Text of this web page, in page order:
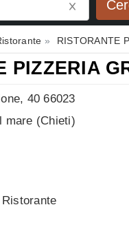
RISTORANTE
PIZZERIA
40 66023
mare (Chieti)